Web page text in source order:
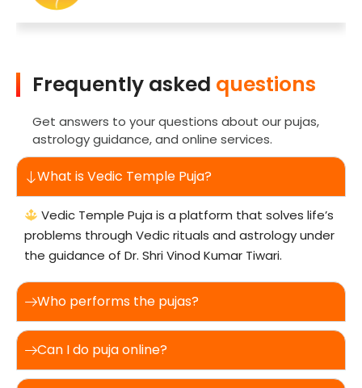
Frequently asked questions
Get answers to your questions about our pujas,
astrology guidance, and online services.
What is Vedic Temple Puja?
Vedic Temple Puja is a platform that solves life’s
problems through Vedic rituals and astrology under
the guidance of Dr. Shri Vinod Kumar Tiwari.
Who performs the pujas?
Can I do puja online?